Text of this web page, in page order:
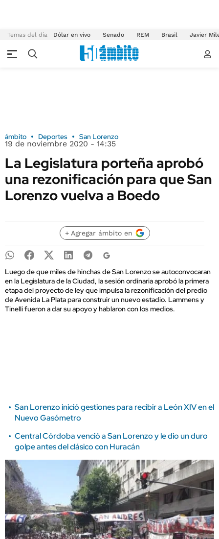
Temas del día Dólar en vivo Senado REM Brasil Javier
ámbito Deportes San Lorenzo
19 de noviembre 2020 - 14:35
La Legislatura porteña aprobó
una rezonificación para que San
Lorenzo vuelva a Boedo
+ Agregar ámbito en
Luego de que miles de hinchas de San Lorenzo se autoconvocaran
en la Legislatura de la Ciudad, la sesión ordinaria aprobó la primera
etapa del proyecto de ley que impulsa la rezonificación del predio
de Avenida La Plata para construir un nuevo estadio. Lammens y
Tinelli fueron a dar su apoyo y hablaron con los medios.
San Lorenzo inició gestiones para recibir a León XIV en el
Nuevo Gasómetro
Central Córdoba venció a San Lorenzo y le dio un duro
golpe antes del clásico con Huracán